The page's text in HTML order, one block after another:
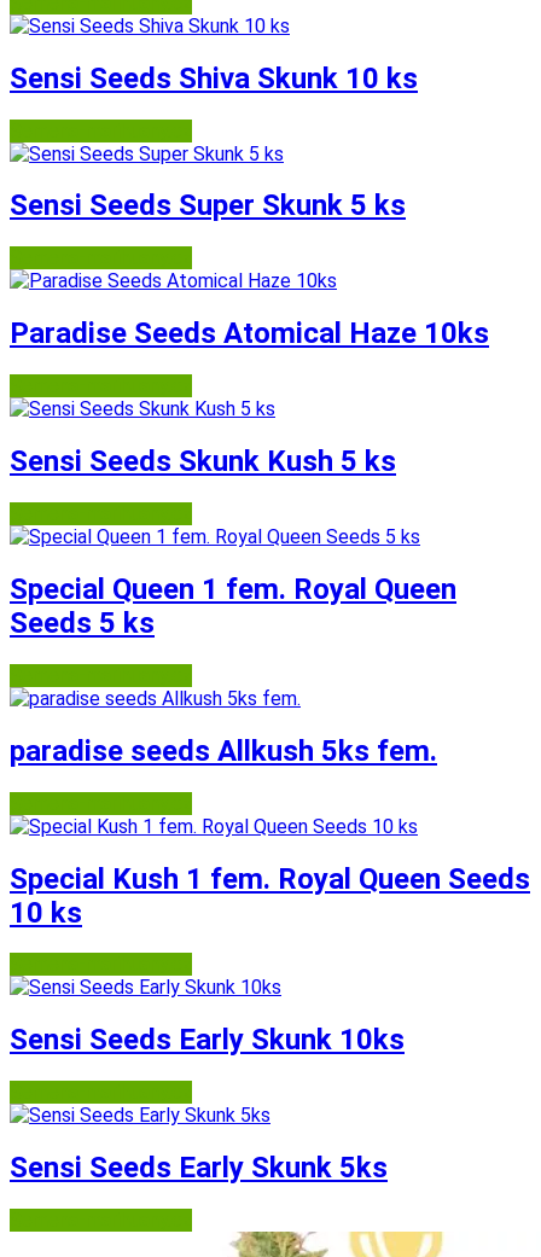
Sensi Seeds Shiva Skunk 10 ks
Sensi Seeds Super Skunk 5 ks
Paradise Seeds Atomical Haze 10ks
Sensi Seeds Skunk Kush 5 ks
Special Queen 1 fem. Royal Queen
Seeds 5 ks
paradise seeds Allkush 5ks fem.
Special Kush 1 fem. Royal Queen Seeds
10 ks
Sensi Seeds Early Skunk 10ks
Sensi Seeds Early Skunk 5ks